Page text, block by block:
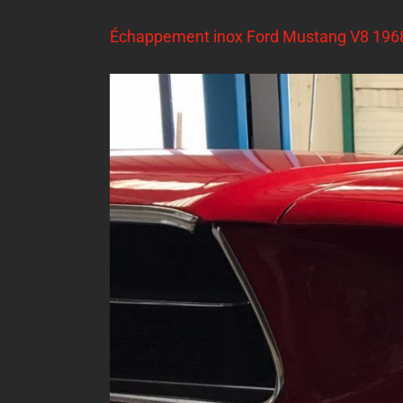
Échappement inox Ford Mustang V8